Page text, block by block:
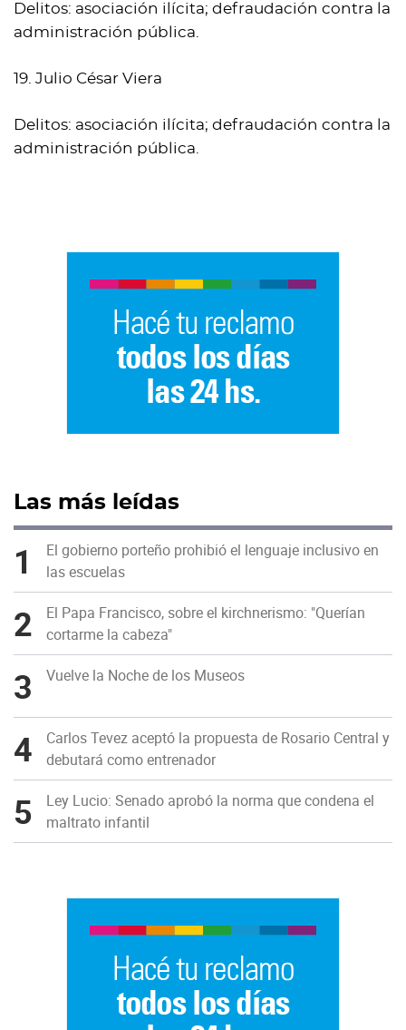
Delitos: asociación ilícita; defraudación contra la
administración pública.
19. Julio César Viera
Delitos: asociación ilícita; defraudación contra la
administración pública.
Las más leídas
1
El gobierno porteño prohibió el lenguaje inclusivo en
las escuelas
2
El Papa Francisco, sobre el kirchnerismo: "Querían
cortarme la cabeza"
3 Vuelve la Noche de los Museos
4
Carlos Tevez aceptó la propuesta de Rosario Central y
debutará como entrenador
5
Ley Lucio: Senado aprobó la norma que condena el
maltrato infantil